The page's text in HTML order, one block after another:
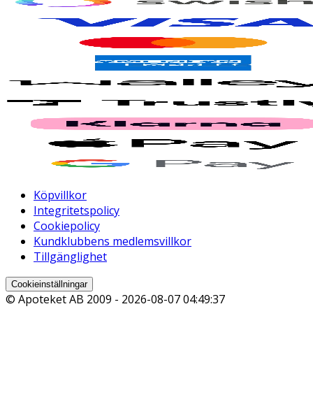
Köpvillkor
Integritetspolicy
Cookiepolicy
Kundklubbens medlemsvillkor
Tillgänglighet
Cookieinställningar
© Apoteket AB 2009 - 2026-08-07 04:49:37